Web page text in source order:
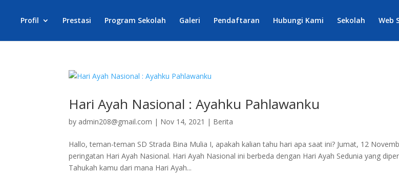
Profil Prestasi Program Sekolah Galeri Pendaftaran Hubungi Kami Sekolah Web
Hari Ayah Nasional : Ayahku Pahlawanku
by admin208@gmail.com | Nov 14, 2021 | Berita
Hallo, teman-teman SD Strada Bina Mulia I, apakah kalian tahu hari apa saat ini? Jumat, 12
peringatan Hari Ayah Nasional. Hari Ayah Nasional ini berbeda dengan Hari Ayah Sedunia yang
Tahukah kamu dari mana Hari Ayah...